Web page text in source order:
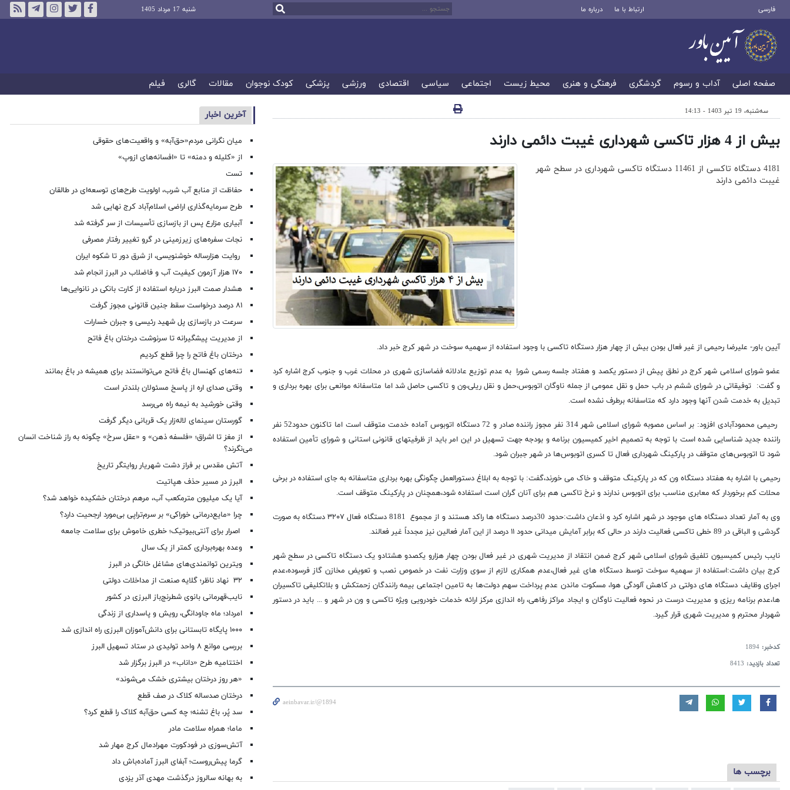
فارسی ارتباط با ما درباره ما شنبه 17 مرداد 1405
صفحه اصلی آداب و رسوم گردشگری فرهنگی و هنری محیط زیست اجتماعی سیاسی اقتصادی ورزشی پزشکی کودک نوجوان مقالات گالری فیلم
سه‌شنبه، 19 تیر 1403 - 14:13
بیش از 4 هزار تاکسی شهرداری غیبت دائمی دارند
4181 دستگاه تاکسی از 11461 دستگاه تاکسی شهرداری در سطح شهر
غیبت دائمی دارند
آیین باور- علیرضا رحیمی از غیر فعال بودن بیش از چهار هزار دستگاه تاکسی با وجود استفاده از سهمیه سوخت در شهر کرج خبر داد.
عضو شورای اسلامی شهر کرج در نطق پیش از دستور یکصد و هفتاد جلسه رسمی شورا به عدم توزیع عادلانه فضاسازی شهری در محلات غرب و جنوب کرج اشاره کرد
و گفت: توفیقاتی در شورای ششم در باب حمل و نقل عمومی از جمله ناوگان اتوبوس،حمل و نقل ریلی،ون و تاکسی حاصل شد اما متاسفانه موانعی برای بهره برداری و
تبدیل به خدمت شدن آنها وجود دارد که متاسفانه برطرف نشده است.
رحیمی محمودآبادی افزود: بر اساس مصوبه شورای اسلامی شهر 314 نفر مجوز راننده صادر و 72 دستگاه اتوبوس آماده خدمت متوقف است اما تاکنون حدود52 نفر
راننده جدید شناسایی شده است با توجه به تصمیم اخیر کمیسیون برنامه و بودجه جهت تسهیل در این امر باید از ظرفیتهای قانونی استانی و شورای تأمین استفاده
شود تا اتوبوس‌های متوقف در پارکینگ شهرداری فعال تا کسری اتوبوس‌ها در شهر جبران شود.
رحیمی با اشاره به هفتاد دستگاه ون که در پارکینگ متوقف و خاک می خورند،گفت: با توجه به ابلاغ دستورالعمل چگونگی بهره برداری متاسفانه به جای استفاده در برخی
محلات کم برخوردار که معابری مناسب برای اتوبوس ندارند و نرخ تاکسی هم برای آنان گران است استفاده شود،همچنان در پارکینگ متوقف است.
وی به آمار تعداد دستگاه های موجود در شهر اشاره کرد و اذعان داشت:حدود 30درصد دستگاه ها راکد هستند و از مجموع 8181 دستگاه فعال ۳۲۰۷ دستگاه به صورت
گردشی و الباقی در 89 خطی تاکسی فعالیت دارند در حالی که برابر آمایش میدانی حدود ۱۱ درصد از این آمار فعالین نیز مجدداً غیر فعالند.
نایب رئیس کمیسیون تلفیق شورای اسلامی شهر کرج ضمن انتقاد از مدیریت شهری در غیر فعال بودن چهار هزارو یکصدو هشتادو یک دستگاه تاکسی در سطح شهر
کرج بیان داشت:استفاده از سهمیه سوخت توسط دستگاه های غیر فعال،عدم همکاری لازم از سوی وزارت نفت در خصوص نصب و تعویض مخازن گاز فرسوده،عدم
اجرای وظایف دستگاه های دولتی در کاهش آلودگی هوا، مسکوت ماندن عدم پرداخت سهم دولت‌ها به تامین اجتماعی بیمه رانندگان زحمتکش و بلاتکلیفی تاکسیران
ها،عدم برنامه ریزی و مدیریت درست در نحوه فعالیت ناوگان و ایجاد مراکز رفاهی، راه اندازی مرکز ارائه خدمات خودرویی ویژه تاکسی و ون در شهر و ... باید در دستور
شهردار محترم و مدیریت شهری قرار گیرد.
کدخبر: 1894
تعداد بازدید: 8413
aeinbavar.ir/@1894
برچسب ها
آخرین اخبار
میان نگرانی مردم«حق‌آبه» و واقعیت‌های حقوقی
از «کلیله و دمنه» تا «افسانه‌های ازوپ»
تست
حفاظت از منابع آب شرب، اولویت طرح‌های توسعه‌ای در طالقان
طرح سرمایه‌گذاری اراضی اسلام‌آباد کرج نهایی شد
آبیاری مزارع پس از بازسازی تأسیسات از سر گرفته شد
نجات سفره‌های زیرزمینی در گرو تغییر رفتار مصرفی
روایت هزارساله خوشنویسی، از شرق دور تا شکوه ایران
۱۷۰ هزار آزمون کیفیت آب و فاضلاب در البرز انجام شد
هشدار صمت البرز درباره استفاده از کارت بانکی در نانوایی‌ها
۸۱ درصد درخواست‌ سقط جنین قانونی مجوز گرفت
سرعت در بازسازی پل شهید رئیسی و جبران خسارات
از مدیریت پیشگیرانه تا سرنوشت درختان باغ فاتح
درختان باغ فاتح را چرا قطع کردیم
تنه‌های کهنسال باغ فاتح می‌توانستند برای همیشه در باغ بمانند
وقتی صدای اره از پاسخ مسئولان بلندتر است
وقتی خورشید به نیمه راه می‌رسد
گورستان سینمای لاله‌زار یک قربانی دیگر گرفت
از مغز تا اشراق؛ «فلسفه ذهن» و «عقل سرخ» چگونه به راز شناخت انسان
می‌نگرند؟
آتش مقدس بر فراز دشت شهریار روایتگر تاریخ
البرز در مسیر حذف هپاتیت
آیا یک میلیون مترمکعب آب، مرهم درختان خشکیده خواهد شد؟
چرا «مایع‌درمانی خوراکی» بر سرم‌تراپی بی‌مورد ارجحیت دارد؟
اصرار برای آنتی‌بیوتیک؛ خطری خاموش برای سلامت جامعه
وعده بهره‌برداری کمتر از یک سال
ویترین توانمندی‌های مشاغل خانگی در البرز
۳۲ نهاد ناظر؛ گلایه صنعت از مداخلات دولتی
نایب‌قهرمانی بانوی شطرنج‌باز البرزی در کشور
امرداد؛ ماه جاودانگی، رویش و پاسداری از زندگی
۱۰۰۰ پایگاه تابستانی برای دانش‌آموزان البرزی راه اندازی شد
بررسی موانع ۸ واحد تولیدی در ستاد تسهیل البرز
اختتامیه طرح «داناب» در البرز برگزار شد
«هر روز درختان بیشتری خشک می‌شوند»
درختان صدساله کلاک در صف قطع
سد پُر، باغ تشنه؛ چه کسی حق‌آبه کلاک را قطع کرد؟
ماما؛ همراه سلامت مادر
آتش‌سوزی در فودکورت مهرادمال کرج مهار شد
گرما پیش‌روست؛ آبفای البرز آماده‌باش داد
به بهانه سالروز درگذشت مهدی آذر یزدی